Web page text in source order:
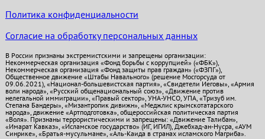
Политика конфиденциальности
Согласие на обработку персональных данных
В России признаны экстремистскими и запрещены организации:
Некоммерческая организация «Фонд борьбы с коррупцией» («ФБК»),
Некоммерческая организация «Фонд защиты прав граждан» («ФЗПГ»),
Общественное движение «Штабы Навального» (решение Мосгорсуда от
09.06.2021), «Национал-большевистская партия», «Свидетели Иеговы», «Армия
воли народа», «Русский общенациональный союз», «Движение против
нелегальной иммиграции», «Правый сектор», УНА-УНСО, УПА, «Тризуб им.
Степана Бандеры», «Мизантропик дивижн», «Меджлис крымскотатарского
народа», движение «Артподготовка», общероссийская политическая партия
«Воля». Признаны террористическими и запрещены: «Движение Талибан»,
«Имарат Кавказ», «Исламское государство» (ИГ, ИГИЛ), Джебхад-ан-Нусра, «АУМ
Синрике», «Братья-мусульмане», «Аль-Каида в странах исламского Магриба».